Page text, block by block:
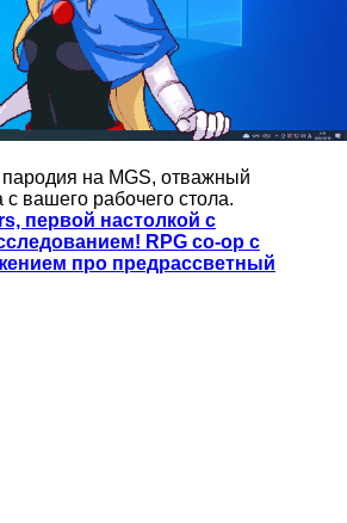
на MGS, отважный
вашего рабочего стола.
первой настолкой с
RPG co-op с
про предрассветный